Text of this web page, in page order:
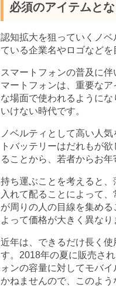
必須のアイテムと
認知拡大を狙っていくノ
ている企業名やロゴなど
スマートフォンの普及に伴
マートフォンは、重要な
な場面で使われるように
いけない時代です。
ノベルティとして高い人
トバッテリーはだれもが
ることから、若者からお
持ち運ぶことを考えると
入れて配ることによって
が周りの人の目線を集め
よって価格が大きく異なり
近年は、できるだけ長く
す。2018年の夏に販売さ
ォンの容量に対してモバ
かねませんので、このよ